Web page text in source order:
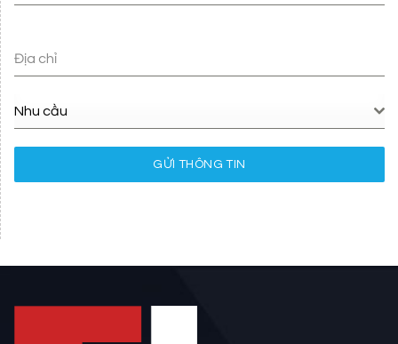
Địa chỉ
Nhu cầu
GỬI THÔNG TIN